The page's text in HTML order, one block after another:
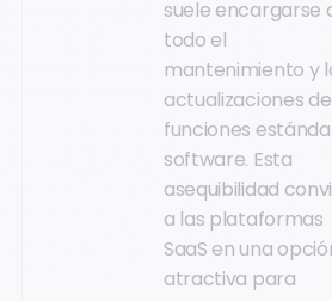
suele encargarse
todo el
mantenimiento y
actualizaciones
funciones
software. Esta
asequibilidad
a las plataformas
SaaS en una
atractiva para